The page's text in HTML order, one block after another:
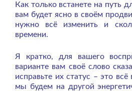
Как только встанете на путь
вам будет ясно в своём
нужно всё изменить и
времени.
Я кратко, для вашего
варианте вам своё слово
исправьте их статус – это
мы будем на другой